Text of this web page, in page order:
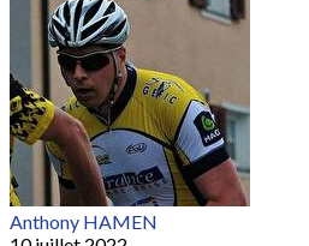
Anthony HAMEN